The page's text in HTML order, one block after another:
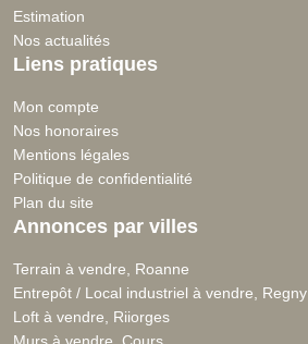
Estimation
Nos actualités
Liens pratiques
Mon compte
Nos honoraires
Mentions légales
Politique de confidentialité
Plan du site
Annonces par villes
Terrain à vendre, Roanne
Entrepôt / Local industriel à vendre, Regny
Loft à vendre, Riiorges